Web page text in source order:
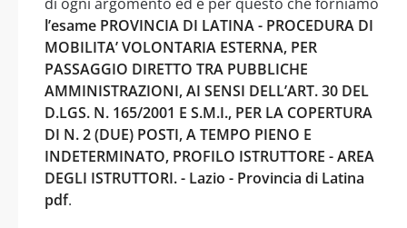
l’esame PROVINCIA DI LATINA - PROCEDURA DI
MOBILITA’ VOLONTARIA ESTERNA, PER
PASSAGGIO DIRETTO TRA PUBBLICHE
AMMINISTRAZIONI, AI SENSI DELL’ART. 30 DEL
D.LGS. N. 165/2001 E S.M.I., PER LA COPERTURA
DI N. 2 (DUE) POSTI, A TEMPO PIENO E
INDETERMINATO, PROFILO ISTRUTTORE - AREA
DEGLI ISTRUTTORI. - Lazio - Provincia di Latina
pdf.